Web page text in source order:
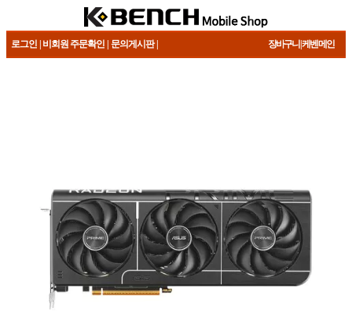
로그인 | 비회원 주문확인 문의게시판 케벤 메인
장바구니